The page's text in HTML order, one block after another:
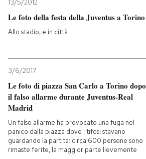
13/5/2012
Le foto della festa della Juventus a Torino
Allo stadio, e in città
3/6/2017
Le foto di piazza San Carlo a Torino dopo
il falso allarme durante Juventus-Real
Madrid
Un falso allarme ha provocato una fuga nel
panico dalla piazza dove i tifosi stavano
guardando la partita: circa 600 persone sono
rimaste ferite, la maggior parte lievemente